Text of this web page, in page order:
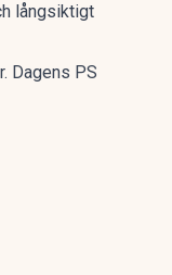
långsiktigt
Dagens PS